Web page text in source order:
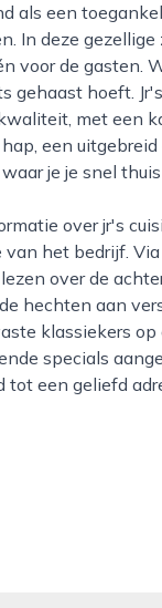
In deze
voor de gasten.
hoeft.
met een
een
je je snel
het bedrijf.
over de
hechten aan
klassiekers
specials
tot een geliefd